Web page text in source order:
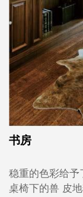
书房
稳重的色彩给予
桌椅下的兽 皮